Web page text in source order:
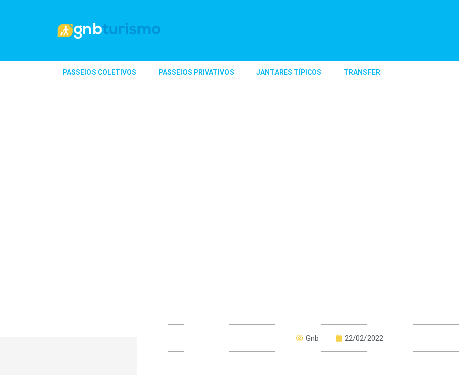
PASSEIOS COLETIVOS PASSEIOS PRIVATIVOS JANTARES TÍPICOS TRANSFER
Gnb 22/02/2022